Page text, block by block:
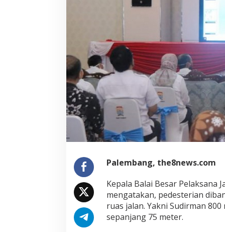
Palembang, the8news.com
Kepala Balai Besar Pelaksana
mengatakan, pedesterian
ruas jalan. Yakni Sudirman
sepanjang 75 meter.